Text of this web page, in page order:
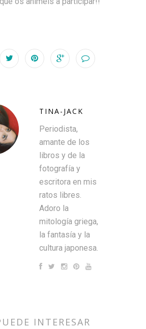
TINA-JACK
Periodista,
amante de los
libros y de la
fotografía y
escritora en mis
ratos libres.
Adoro la
mitología griega,
la fantasía y la
cultura japonesa.
INTERESAR